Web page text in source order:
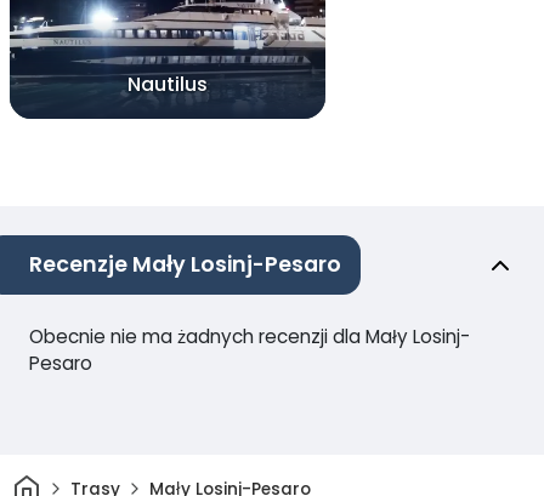
Nautilus
Recenzje Mały Losinj-Pesaro
Obecnie nie ma żadnych recenzji dla Mały Losinj-
Pesaro
DomTrasy Mały Losinj-Pesaro